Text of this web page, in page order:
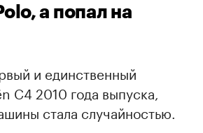
а попал на
и единственный
C4 2010 года выпуска,
стала случайностью.